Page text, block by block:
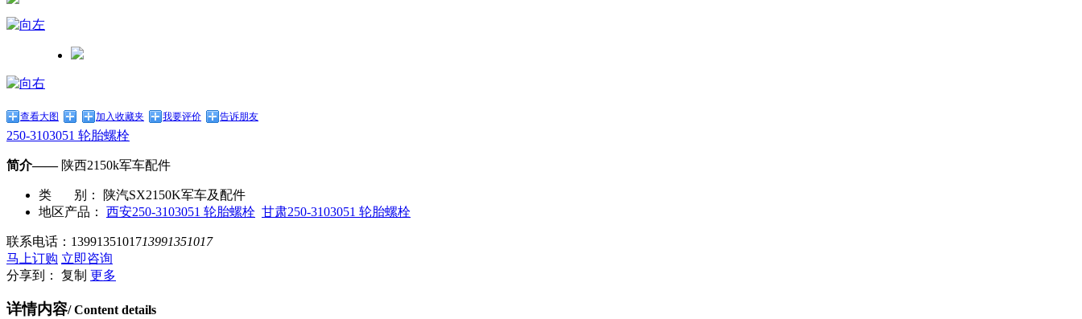
查看大图 加入收藏夹 我要评价 告诉朋友
250-3103051 轮胎螺栓
简介——陕西2150k军车配件
类 别：
陕汽SX2150K军车及配件
地区产品：
西安250-3103051 轮胎螺栓 甘肃250-3103051 轮胎螺栓
联系电话： 1399135101713991351017
马上订购 立即咨询
分享到：
复制 更多
详情内容/ Content details